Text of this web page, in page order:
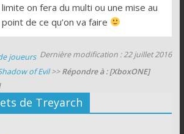
limite on fera du multi ou une mise au
point de ce qu’on va faire
Dernière modification : 22 juillet 2016
joueurs
of Evil>>Répondre à : [XboxONE]
de Treyarch